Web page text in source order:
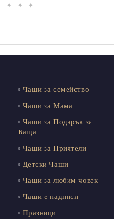
✦ ✦ ✦
Чаши за семейство
Чаши за Мама
Чаши за Подарък за
Баща
Чаши за Приятели
Детски Чаши
Чаши за любим човек
Чаши с надписи
Празници